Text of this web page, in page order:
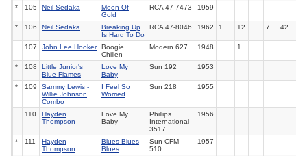
*
105 Neil Sedaka
Moon Of
Gold
RCA 47-7473 1959
* 106 Neil Sedaka
Breaking Up
Is Hard To Do
RCA 47-8046 1962 1 12 7 42
107 John Lee Hooker
Boogie
Chillen
Modern 627 1948 1
* 108
Little Junior's
Blue Flames
Love My
Baby
Sun 192 1953
* 109
Sammy Lewis -
Willie Johnson
Combo
I Feel So
Worried
Sun 218 1955
110
Hayden
Thompson
Love My
Baby
Phillips
International
3517
1956
* 111
Hayden
Thompson
Blues Blues
Blues
Sun CFM
510
1957